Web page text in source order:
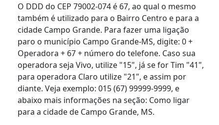
O DDD do CEP 79002-074 é 67, ao qual o mesmo
também é utilizado para o Bairro Centro e para a
cidade Campo Grande. Para fazer uma ligação
paro o município Campo Grande-MS, digite: 0 +
Operadora + 67 + número do telefone. Caso sua
operadora seja Vivo, utilize "15", já se for Tim "41",
para operadora Claro utilize "21", e assim por
diante. Veja exemplo: 015 (67) 99999-9999, e
abaixo mais informações na seção: Como ligar
para a cidade de Campo Grande, MS.